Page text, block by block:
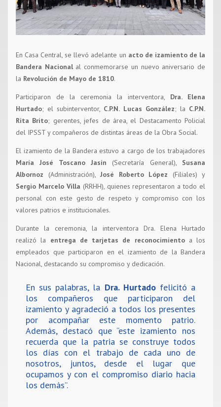
En Casa Central, se llevó adelante un acto de izamiento de la
Bandera Nacionalal conmemorarse un nuevo aniversario de
la Revolución de Mayo de 1810.
Participaron de la ceremonia la interventora, Dra. Elena
Hurtado; el subinterventor, C.P.N. Lucas González; la C.P.N.
Rita Brito; gerentes, jefes de área, el Destacamento Policial
del IPSST y compañeros de distintas áreas de la Obra Social.
El izamiento de la Bandera estuvo a cargo de los trabajadores
María José Toscano Jasin (Secretaría General), Susana
Albornoz (Administración), José Roberto López (Filiales) y
Sergio Marcelo Villa (RRHH), quienes representaron a todo el
personal con este gesto de respeto y compromiso con los
valores patrios e institucionales.
Durante la ceremonia, la interventora Dra. Elena Hurtado
realizó la entrega de tarjetas de reconocimientoa los
empleados que participaron en el izamiento de la Bandera
Nacional, destacando su compromiso y dedicación.
En sus palabras, la Dra. Hurtadofelicitó a
los compañeros que participaron del
izamiento y agradeció a todos los presentes
por acompañar este momento patrio.
Además, destacó que “este izamiento nos
recuerda que la patria se construye todos
los días con el trabajo de cada uno de
nosotros, juntos, desde el lugar que
ocupamos y con el compromiso diario hacia
los demás”.